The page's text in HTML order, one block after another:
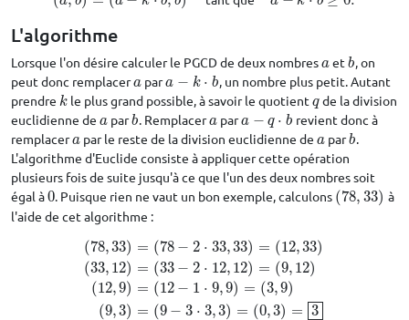
L'algorithme
Lorsque l'on désire calculer le PGCD de deux nombresa
a etb
b, on
peut donc remplacera
a para − k ⋅ b
a−k⋅ b
, un nombre plus petit. Autant
prendre k
k le plus grand possible, à savoir le quotientq
qde la division
euclidienne de a
a parb
b. Remplacera
apara − q ⋅ b
a−q⋅ b
revient donc à
remplacera
a par le reste de la division euclidienne dea
a parb
b.
L'algorithme d'Euclide consiste à appliquer cette opération
plusieurs fois de suite jusqu'à ce que l'un des deux nombres soit
égal à0
0. Puisque rien ne vaut un bon exemple, calculons (78, 33)
(78,33)
à
l'aide de cet algorithme :
(78,33)
(33, 12)
(12,9)
(9,3)
= (78 − 2 ⋅ 33,33) = (12,33)
= (33 − 2 ⋅ 12, 12) = (9, 12)
= (12 − 1 ⋅ 9,9) = (3,9)
= (9 − 3 ⋅ 3,3) = (0,3) = 3
78, 33 )=( −2⋅ 33 33 (12,33 ) 33, 12) 33